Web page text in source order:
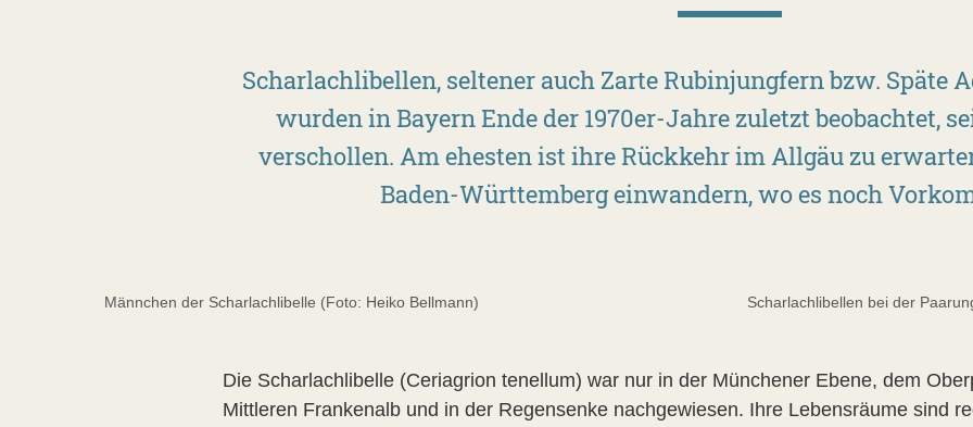
Scharlachlibellen, seltener auch Zarte Rubinjungfern bzw. Späte
wurden in Bayern Ende der 1970er-Jahre zuletzt beobachtet,
verschollen. Am ehesten ist ihre Rückkehr im Allgäu zu
Baden-Württemberg einwandern, wo es noch
Männchen der Scharlachlibelle (Foto: Heiko Bellmann) Scharlachlibellen bei der
Die Scharlachlibelle (Ceriagrion tenellum) war nur in der Münchener Ebene, dem
Mittleren Frankenalb und in der Regensenke nachgewiesen. Ihre Lebensräume sind